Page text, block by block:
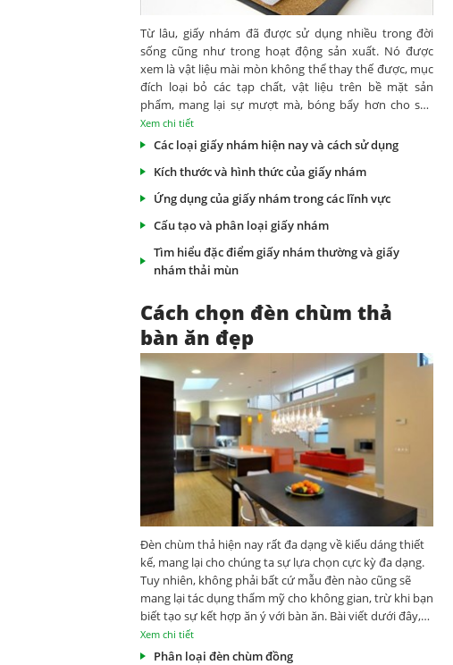
Từ lâu, giấy nhám đã được sử dụng nhiều trong đời
sống cũng như trong hoạt động sản xuất. Nó được
xem là vật liệu mài mòn không thể thay thế được, mục
đích loại bỏ các tạp chất, vật liệu trên bề mặt sản
phẩm, mang lại sự mượt mà, bóng bẩy hơn cho sản
phẩm.
Xem chi tiết
Các loại giấy nhám hiện nay và cách sử dụng
Kích thước và hình thức của giấy nhám
Ứng dụng của giấy nhám trong các lĩnh vực
Cấu tạo và phân loại giấy nhám
Tìm hiểu đặc điểm giấy nhám thường và giấy
nhám thải mùn
Cách chọn đèn chùm thả
bàn ăn đẹp
Đèn chùm thả hiện nay rất đa dạng về kiểu dáng thiết
kế, mang lại cho chúng ta sự lựa chọn cực kỳ đa dạng.
Tuy nhiên, không phải bất cứ mẫu đèn nào cũng sẽ
mang lại tác dụng thẩm mỹ cho không gian, trừ khi bạn
biết tạo sự kết hợp ăn ý với bàn ăn. Bài viết dưới đây,
hãy cùng tham khảo cách chọn đèn chùm thả đẹp, phù
hợp nhất cho từng kiểu bàn ăn nhé
Xem chi tiết
Phân loại đèn chùm đồng